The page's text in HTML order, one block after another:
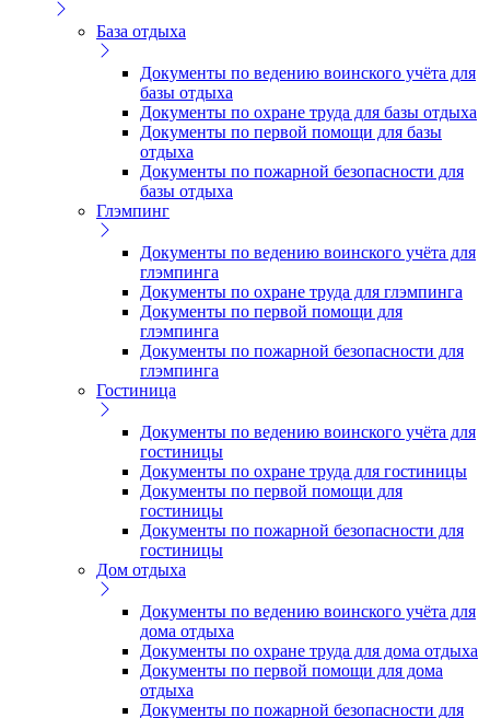
База отдыха
Документы по ведению воинского учёта для
базы отдыха
Документы по охране труда для базы отдыха
Документы по первой помощи для базы
отдыха
Документы по пожарной безопасности для
базы отдыха
Глэмпинг
Документы по ведению воинского учёта для
глэмпинга
Документы по охране труда для глэмпинга
Документы по первой помощи для
глэмпинга
Документы по пожарной безопасности для
глэмпинга
Гостиница
Документы по ведению воинского учёта для
гостиницы
Документы по охране труда для гостиницы
Документы по первой помощи для
гостиницы
Документы по пожарной безопасности для
гостиницы
Дом отдыха
Документы по ведению воинского учёта для
дома отдыха
Документы по охране труда для дома отдыха
Документы по первой помощи для дома
отдыха
Документы по пожарной безопасности для